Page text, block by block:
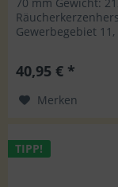
Gewerbegebiet
40,95 € *
Merken
TIPP!